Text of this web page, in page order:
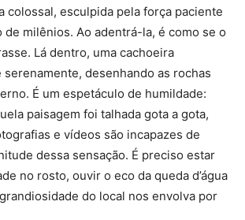
colossal, esculpida pela força paciente
de milênios. Ao adentrá-la, é como se o
Lá dentro, uma cachoeira
serenamente, desenhando as rochas
É um espetáculo de humildade:
paisagem foi talhada gota a gota,
e vídeos são incapazes de
dessa sensação. É preciso estar
no rosto, ouvir o eco da queda d’água
do local nos envolva por